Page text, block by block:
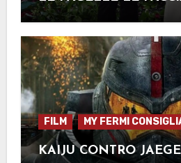
FILM MY FERMI
KAIJU CONTRO